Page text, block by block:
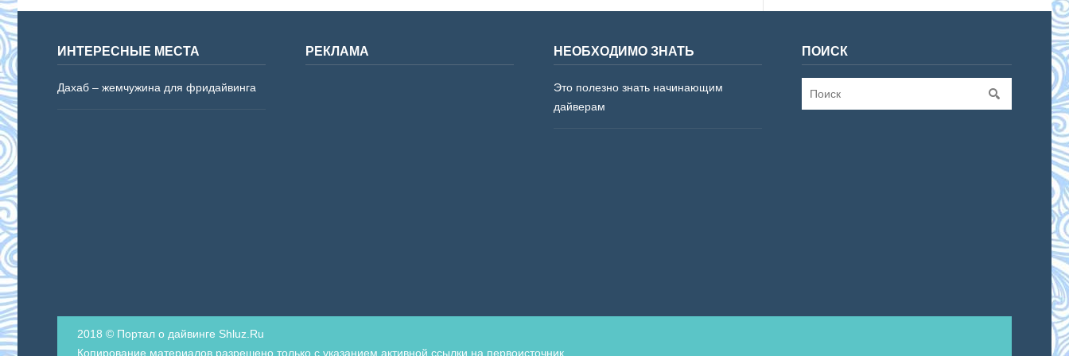
ИНТЕРЕСНЫЕ МЕСТА
Дахаб – жемчужина для фридайвинга
РЕКЛАМА НЕОБХОДИМО ЗНАТЬ
Это полезно знать начинающим
дайверам
ПОИСК
2018 © Портал о дайвинге Shluz.Ru
Копирование материалов разрешено только с указанием активной ссылки на первоисточник